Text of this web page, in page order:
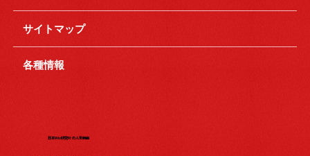
日本Wix研究所の人気動画
サイトマップ
各種情報